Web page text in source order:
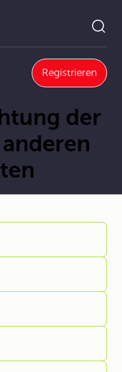
Registrieren
Wissenschaften
der